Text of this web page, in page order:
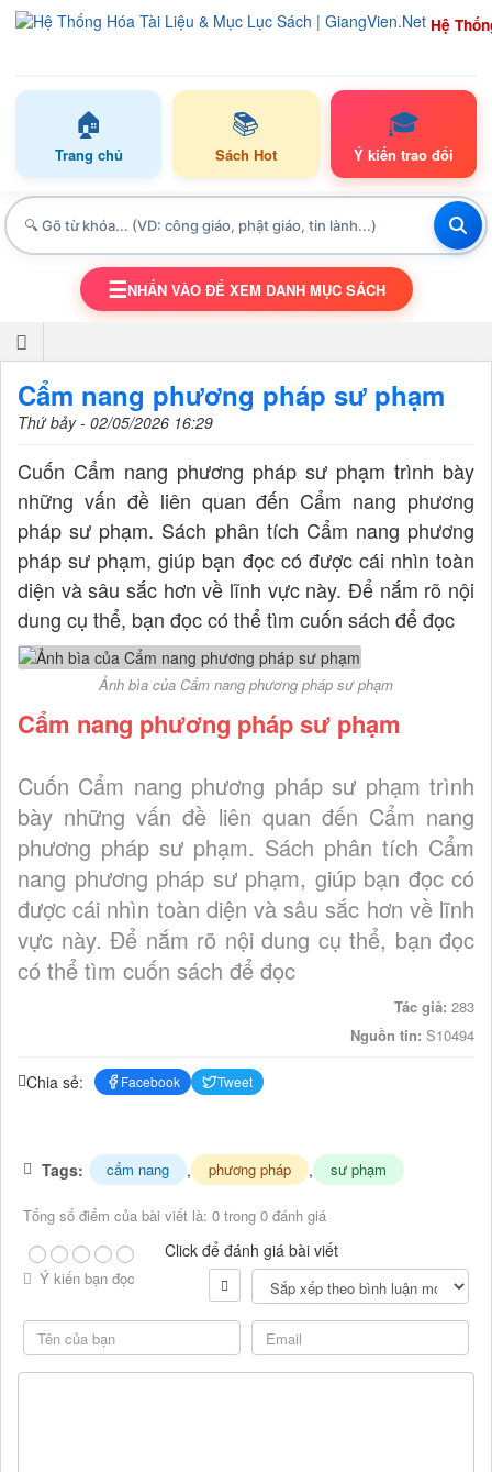
Hệ
🏠
Trang chủ
📚
Sách Hot
🎓
Ý kiến trao đổi
TOGGLE NAVIGATION
☰NHẤN VÀO ĐỂ XEM DANH MỤC SÁCH
Cẩm nang phương pháp sư phạm
Thứ bảy - 02/05/2026 16:29
Cuốn Cẩm nang phương pháp sư phạm trình bày
những vấn đề liên quan đến Cẩm nang phương
pháp sư phạm. Sách phân tích Cẩm nang phương
pháp sư phạm, giúp bạn đọc có được cái nhìn toàn
diện và sâu sắc hơn về lĩnh vực này. Để nắm rõ nội
dung cụ thể, bạn đọc có thể tìm cuốn sách để đọc
Ảnh bìa của Cẩm nang phương pháp sư phạm
Cẩm nang phương pháp sư phạm
Cuốn Cẩm nang phương pháp sư phạm trình
bày những vấn đề liên quan đến Cẩm nang
phương pháp sư phạm. Sách phân tích Cẩm
nang phương pháp sư phạm, giúp bạn đọc có
được cái nhìn toàn diện và sâu sắc hơn về lĩnh
vực này. Để nắm rõ nội dung cụ thể, bạn đọc
có thể tìm cuốn sách để đọc
Tác giả: 283
Nguồn tin: S10494
Chia sẻ: Facebook Tweet
Tags: cẩm nang , phương pháp , sư phạm
Tổng số điểm của bài viết là: 0 trong 0 đánh giá
Click để đánh giá bài viết
Ý kiến bạn đọc